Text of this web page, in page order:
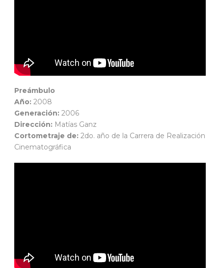
Preámbulo
Año: 2008
Generación: 2006
Dirección: Matías Ganz
Cortometraje de: 2do. año de la Carrera de Realización
Cinematográfica